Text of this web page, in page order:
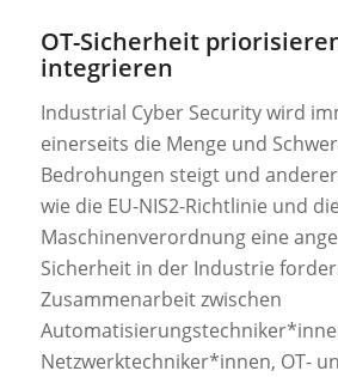
OT-Sicherheit
integrieren
Industrial Cyber Security wird
einerseits die Menge und
Bedrohungen steigt und
wie die EU-NIS2-Richtlinie und
Maschinenverordnung eine
Sicherheit in der Industrie
Zusammenarbeit zwischen
Netzwerktechniker*innen, OT-